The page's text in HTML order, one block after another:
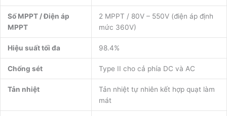
Số MPPT / Điện áp
MPPT
2 MPPT / 80V – 550V (điện áp định
mức 360V)
Hiệu suất tối đa 98.4%
Chống sét Type II cho cả phía DC và AC
Tản nhiệt
Tản nhiệt tự nhiên kết hợp quạt làm
mát